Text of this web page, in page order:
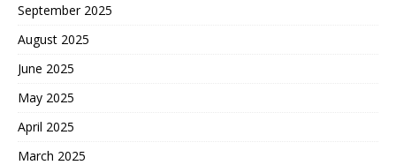
September 2025
August 2025
June 2025
May 2025
April 2025
March 2025